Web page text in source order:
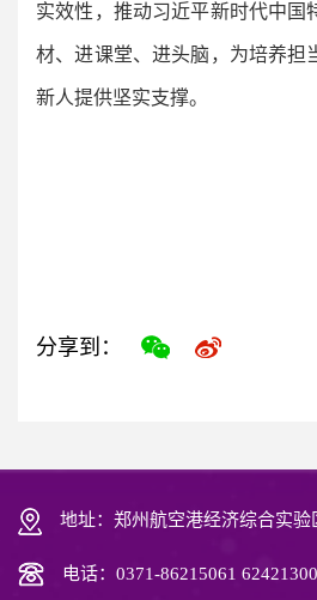
实效性，推动习近平新时代中国
材、进课堂、进头脑，为培养担
新人提供坚实支撑。
分享到：
地址：郑州航空港经济综合实验
电话：0371-86215061 62421300